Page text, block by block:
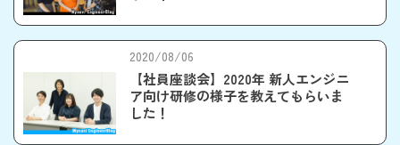
2020/08/06
【社員座談会】2020年 新人エンジニ
ア向け研修の様子を教えてもらいま
した！